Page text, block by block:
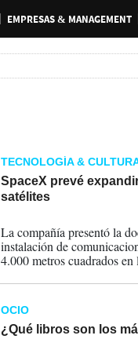
EMPRESAS & MANAGEMENT
TECNOLOGÍA &
SpaceX prevé
satélites
La compañía presentó la
instalación de
4.000 metros cuadrados
OCIO
¿Qué libros son los